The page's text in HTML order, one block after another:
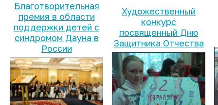
Благотворительная
премия в области
поддержки детей с
синдромом Дауна в
России
Художественный
конкурс
посвященный Дню
Защитника Отчества